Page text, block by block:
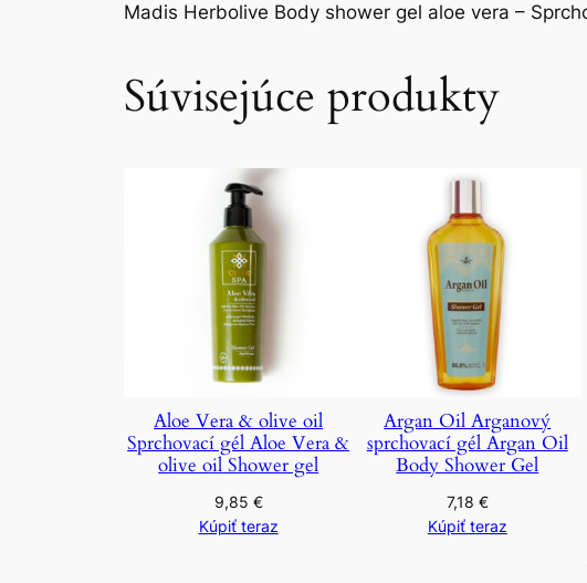
Madis Herbolive Body shower gel aloe vera –
Súvisejúce produkty
Aloe Vera & olive oil
Sprchovací gél Aloe Vera &
olive oil Shower gel
9,85 €
Kúpiť teraz
Argan Oil Arganový
sprchovací gél Argan Oil
Body Shower Gel
7,18 €
Kúpiť teraz